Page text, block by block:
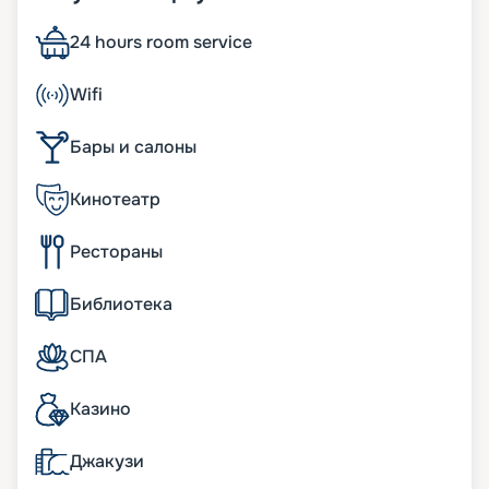
Германии в 2004 году. А в 2016 г. проведена его
реновация, на которую потрачено 20 миллионов
долларов. Большое внимание уделялось
интерьеру и обеспечению комфорта
пространство со стеклянным куполом и
панорамными лифтами. Другие его особенности:
• ширина – 32 м;
• длина – 293 м;
• число пассажирских палуб – 12;
• водоизмещение – около 90 тыс. т;
• общее число кают – 1 057. Около половины из
них имеют собственные балконы. В каютах
можно разместить 2 501 человека.
Пассажиры могут посещать казино, кинотеатр,
тренажерный зал, спа и т. д.
Что есть на лайнере
Несмотря на относительно небольшие размеры,
24 hours room service
Wifi
Бары и салоны
Кинотеатр
Рестораны
Библиотека
СПА
Казино
Джакузи